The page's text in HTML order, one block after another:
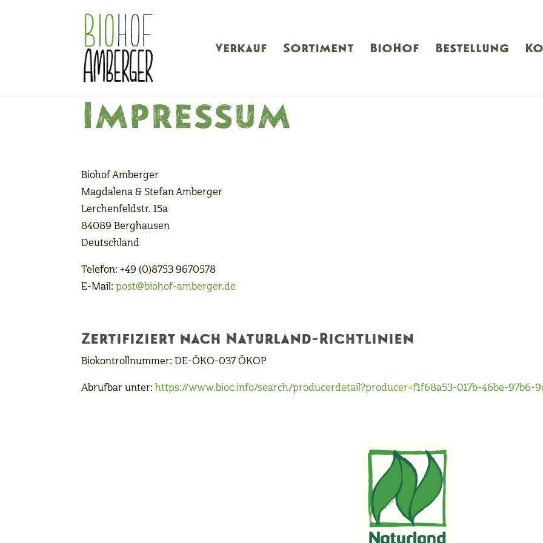
Verkauf Sortiment BioHof Bestellung
Impressum
Biohof Amberger
Magdalena & Stefan Amberger
Lerchenfeldstr. 15a
84089 Berghausen
Deutschland
Telefon: +49 (0)8753 9670578
E-Mail:post@biohof-amberger.de
Zertifiziert nach Naturland-Richtlinien
Biokontrollnummer:DE-ÖKO-037 ÖKOP
Abrufbar unter:https://www.bioc.info/search/producerdetail?producer=f1f68a53-017b-46be-97b6-